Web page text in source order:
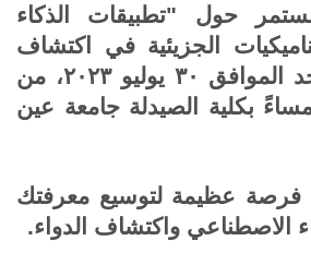
حول "تطبيقات الذكاء
الجزيئية في اكتشاف
يوم الأحد الموافق ٣٠ يوليو ٢٠٢٣، من
صباحًا إلى ٤ مساءً بكلية الصيدلة جامعة عين
فرصة عظيمة لتوسيع معرفتك
الاصطناعي واكتشاف الدواء.